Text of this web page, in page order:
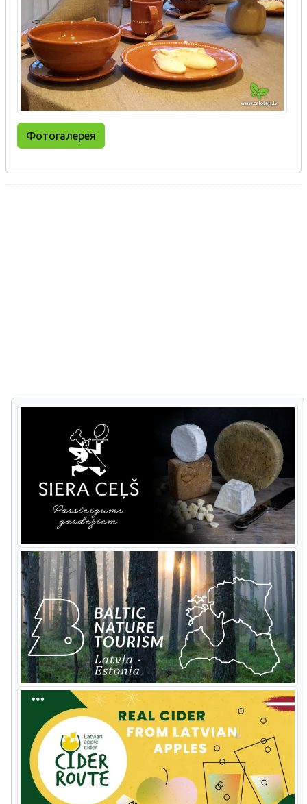
Фотогалерея